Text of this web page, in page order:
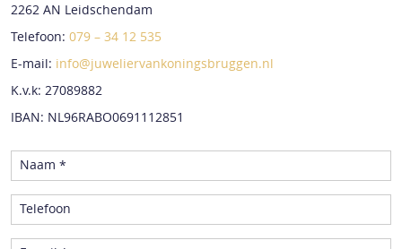
2262 AN Leidschendam
Telefoon:079 – 34 12 535
E-mail: info@juweliervankoningsbruggen.nl
K.v.k: 27089882
IBAN: NL96RABO0691112851
Naam *
Telefoon